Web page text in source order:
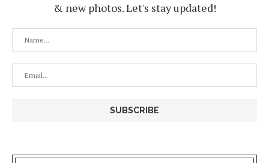
& new photos. Let's stay updated!